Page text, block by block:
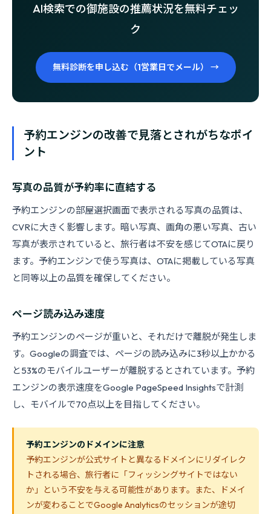
AI検索での御施設の推薦状況を無料チェッ
ク
無料診断を申し込む（1営業日でメール） →
予約エンジンの改善で見落とされがちなポイ
ント
写真の品質が予約率に直結する
予約エンジンの部屋選択画面で表示される写真の品質は、
CVRに大きく影響します。暗い写真、画角の悪い写真、古い
写真が表示されていると、旅行者は不安を感じてOTAに戻り
ます。予約エンジンで使う写真は、OTAに掲載している写真
と同等以上の品質を確保してください。
ページ読み込み速度
予約エンジンのページが重いと、それだけで離脱が発生しま
す。Googleの調査では、ページの読み込みに3秒以上かかる
と53%のモバイルユーザーが離脱するとされています。予約
エンジンの表示速度をGoogle PageSpeed Insightsで計測
し、モバイルで70点以上を目指してください。
予約エンジンのドメインに注意
予約エンジンが公式サイトと異なるドメインにリダイレク
トされる場合、旅行者に「フィッシングサイトではない
か」という不安を与える可能性があります。また、ドメイ
ンが変わることでGoogle Analyticsのセッションが途切